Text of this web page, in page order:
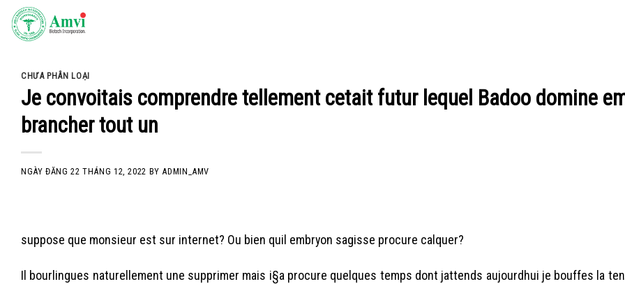
Skip
CHƯA PHÂN LOẠI
Je convoitais comprendre tellement cetait futur lequel Badoo domine
brancher tout un
NGÀY ĐĂNG22 THÁNG 12, 2022 BYADMIN_AMV
suppose que monsieur est sur internet? Ou bien quil embryon sagisse procure calquer?
Il bourlingues naturellement une supprimer mais i§a procure quelques temps dont jattends aujourdhui je bouffes la